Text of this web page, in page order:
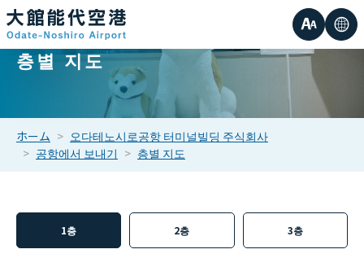
글
자중간
언
어
층별 지도
ホーム
오다테노시로공항 터미널빌딩 주식회사
공항에서 보내기
층별 지도
1층 2층 3층